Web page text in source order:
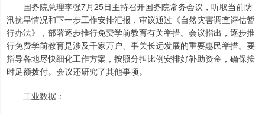
国务院总理李强7月25日主持召开国务院常务会议，听取当前防
汛抗旱情况和下一步工作安排汇报，审议通过《自然灾害调查评估暂
行办法》，部署逐步推行免费学前教育有关举措。会议指出，逐步推
行免费学前教育是涉及千家万户、事关长远发展的重要惠民举措。要
指导各地尽快细化工作方案，按照分担比例安排好补助资金，确保按
时足额拨付。会议还研究了其他事项。
工业数据：